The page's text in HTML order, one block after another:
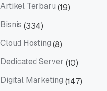
Artikel Terbaru (19)
Bisnis (334)
Cloud Hosting (8)
Dedicated Server (10)
Digital Marketing (147)